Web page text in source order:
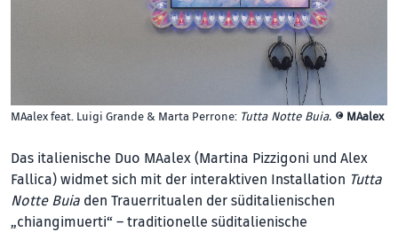
MAalex feat. Luigi Grande & Marta Perrone: Tutta Notte Buia. © MAalex
Das italienische Duo MAalex (Martina Pizzigoni und Alex
Fallica) widmet sich mit der interaktiven Installation Tutta
Notte Buia den Trauerritualen der süditalienischen
„chiangimuerti“ – traditionelle süditalienische